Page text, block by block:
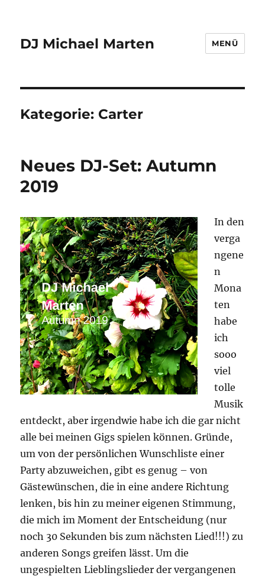
DJ Michael Marten MENÜ
Kategorie: Carter
Neues DJ-Set: Autumn
2019
In den
verga
ngene
n
Mona
ten
habe
ich
sooo
viel
tolle
Musik
entdeckt, aber irgendwie habe ich die gar nicht
alle bei meinen Gigs spielen können. Gründe,
um von der persönlichen Wunschliste einer
Party abzuweichen, gibt es genug – von
Gästewünschen, die in eine andere Richtung
lenken, bis hin zu meiner eigenen Stimmung,
die mich im Moment der Entscheidung (nur
noch 30 Sekunden bis zum nächsten Lied!!!) zu
anderen Songs greifen lässt. Um die
ungespielten Lieblingslieder der vergangenen